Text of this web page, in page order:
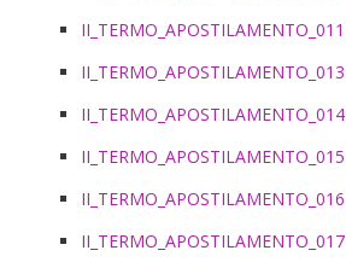
II_TERMO_APOSTILAMENTO_011
II_TERMO_APOSTILAMENTO_013
II_TERMO_APOSTILAMENTO_014
II_TERMO_APOSTILAMENTO_015
II_TERMO_APOSTILAMENTO_016
II_TERMO_APOSTILAMENTO_017